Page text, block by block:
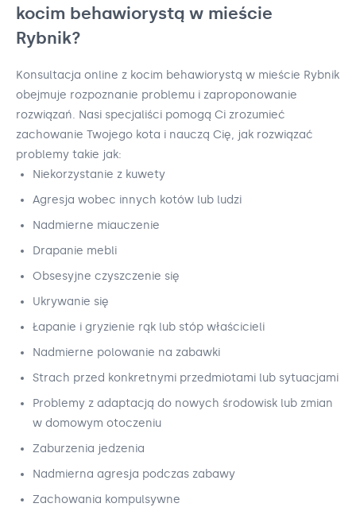
kocim behawiorystą w mieście
Rybnik?
Konsultacja online z kocim behawiorystą w mieście Rybnik
obejmuje rozpoznanie problemu i zaproponowanie
rozwiązań. Nasi specjaliści pomogą Ci zrozumieć
zachowanie Twojego kota i nauczą Cię, jak rozwiązać
problemy takie jak:
Niekorzystanie z kuwety
Agresja wobec innych kotów lub ludzi
Nadmierne miauczenie
Drapanie mebli
Obsesyjne czyszczenie się
Ukrywanie się
Łapanie i gryzienie rąk lub stóp właścicieli
Nadmierne polowanie na zabawki
Strach przed konkretnymi przedmiotami lub sytuacjami
Problemy z adaptacją do nowych środowisk lub zmian
w domowym otoczeniu
Zaburzenia jedzenia
Nadmierna agresja podczas zabawy
Zachowania kompulsywne